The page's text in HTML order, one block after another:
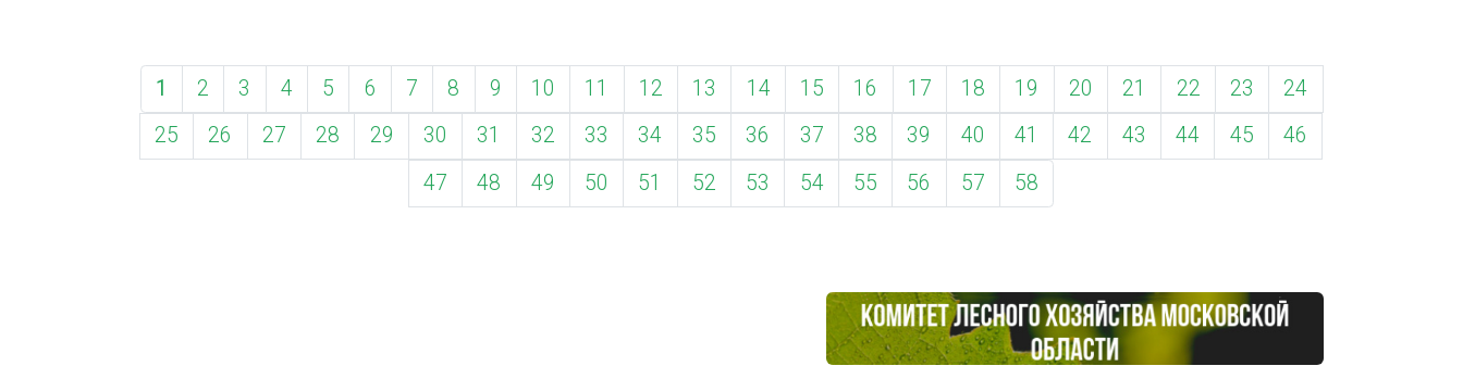
1 2 3 4 5 6 7 8 9 10 11 12 13 14 15 16 17 18 19 20 21 22 23
24
25
26 27 28 29 30 31 32 33 34 35 36 37 38 39 40 41 42 43 44 45
46
47
48 49 50 51 52 53 54 55 56 57 58